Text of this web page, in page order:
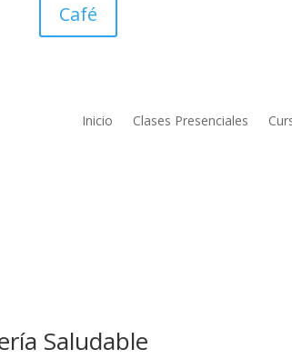
Café
Inicio Clases Presenciales
Saludable